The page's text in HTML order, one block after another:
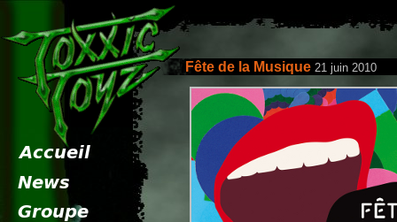
Fête de la Musique 21 juin 2010